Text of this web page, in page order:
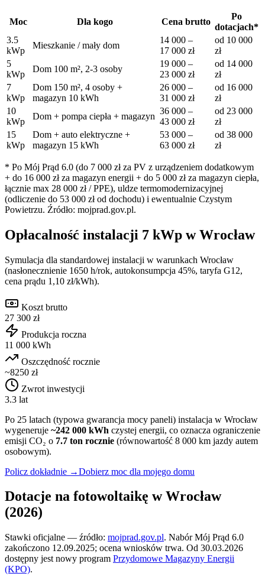
Moc Dla kogo Cena brutto
Po
dotacjach*
3.5
kWp
Mieszkanie / mały dom
14 000 –
17 000 zł
od 10 000
zł
5
kWp
Dom 100 m², 2-3 osoby
19 000 –
23 000 zł
od 14 000
zł
7
kWp
Dom 150 m², 4 osoby +
magazyn 10 kWh
26 000 –
31 000 zł
od 16 000
zł
10
kWp
Dom + pompa ciepła + magazyn
36 000 –
43 000 zł
od 23 000
zł
15
kWp
Dom + auto elektryczne +
magazyn 15 kWh
53 000 –
63 000 zł
od 38 000
zł
* Po Mój Prąd 6.0 (do 7 000 zł za PV z urządzeniem dodatkowym
+ do 16 000 zł za magazyn energii + do 5 000 zł za magazyn ciepła,
łącznie max 28 000 zł / PPE), uldze termomodernizacyjnej
(odliczenie do 53 000 zł od dochodu) i ewentualnie Czystym
Powietrzu. Źródło: mojprad.gov.pl.
Opłacalność instalacji 7 kWp wWrocław
Symulacja dla standardowej instalacji w warunkach Wrocław
(nasłonecznienie 1650 h/rok, autokonsumpcja 45%, taryfa G12,
cena prądu 1,10 zł/kWh).
Koszt brutto
27 300 zł
Produkcja roczna
11 000 kWh
Oszczędność rocznie
~8250 zł
Zwrot inwestycji
3.3 lat
Po 25 latach (typowa gwarancja mocy paneli) instalacja w Wrocław
wygeneruje ~242 000 kWh czystej energii, co oznacza ograniczenie
emisji CO₂ o 7.7 ton rocznie (równowartość 8 000 km jazdy autem
osobowym).
Policz dokładnie →Dobierz moc dla mojego domu
Dotacje na fotowoltaikę wWrocław
(2026)
Stawki oficjalne — źródło: mojprad.gov.pl. Nabór Mój Prąd 6.0
zakończono 12.09.2025; ocena wniosków trwa. Od 30.03.2026
dostępny jest nowy program Przydomowe Magazyny Energii
(KPO).